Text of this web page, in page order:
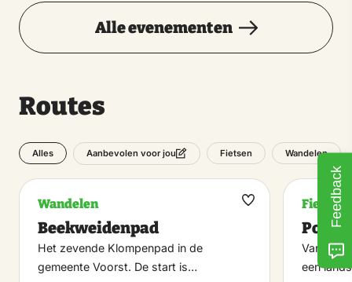
Alle evenementen
Routes
Alles Aanbevolen voor jou Fietsen Wandelen
Wandelen
Beekweidenpad
Het zevende Klompenpad in de
gemeente Voorst. De start is…
Maak
Fietsen
Vanuit
een
Feedback